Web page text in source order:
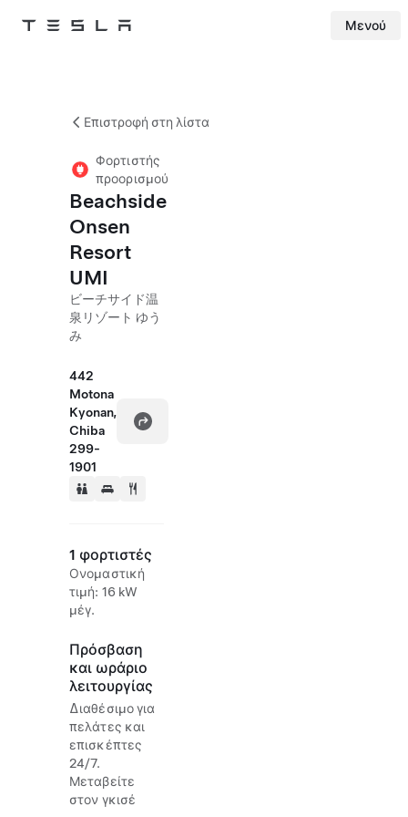
Tesla Μενού
Επιστροφή στη λίστα
Φορτιστής
προορισμού
Beachside
Onsen
Resort
UMI
ビーチサイド温
泉リゾート ゆう
み
442
Motona
Kyonan,
Chiba
299-
1901
1 φορτιστές
Ονομαστική
τιμή: 16 kW
μέγ.
Πρόσβαση
και ωράριο
λειτουργίας
Διαθέσιμο για
πελάτες και
επισκέπτες
24/7.
Μεταβείτε
στον γκισέ